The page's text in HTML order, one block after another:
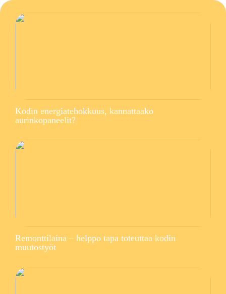
Kodin energiatehokkuus, kannattaako
aurinkopaneelit?
Remonttilaina – helppo tapa toteuttaa kodin
muutostyöt